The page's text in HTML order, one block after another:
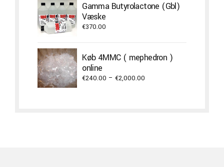
Gamma Butyrolactone (Gbl)
Væske
€370.00
Køb 4MMC ( mephedron )
online
€240.00 – €2,000.00